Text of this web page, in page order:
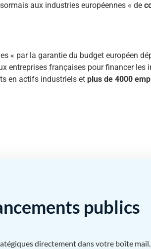
aux industries européennes « de
« par la garantie du budget européen
entreprises françaises pour financer les
en actifs industriels et plus de 4000
publics
directement dans votre boîte mail.